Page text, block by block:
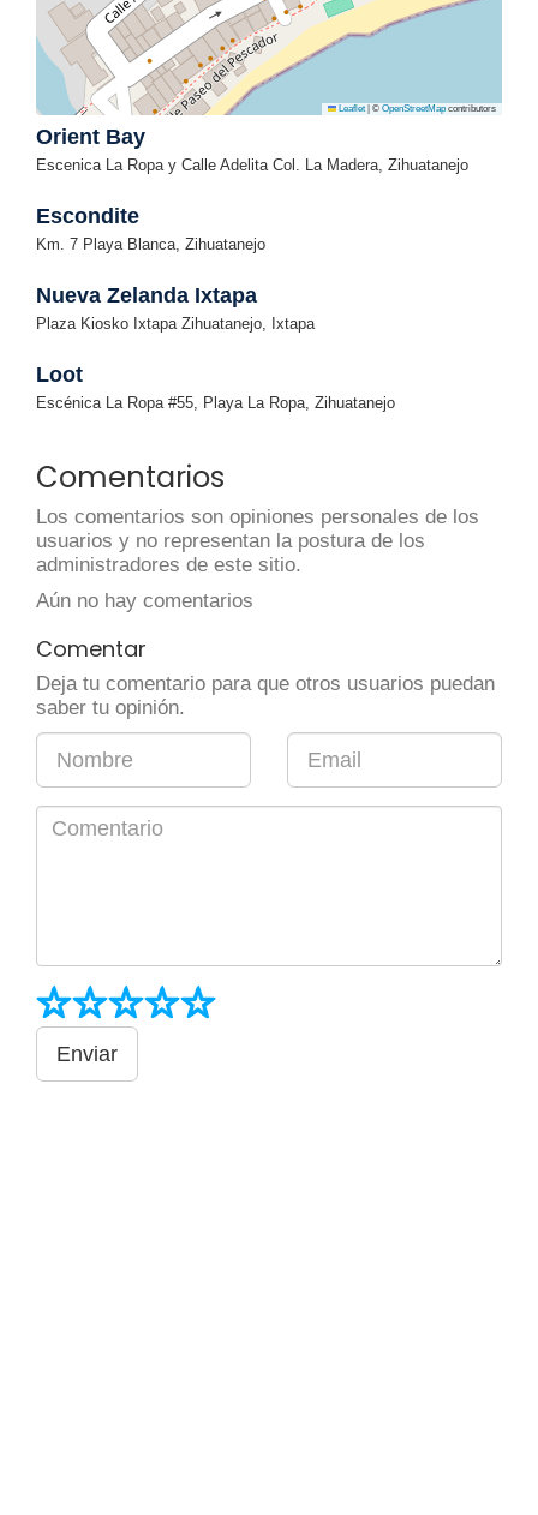
Leaflet © OpenStreetMap contributors
Orient Bay
Escenica La Ropa y Calle Adelita Col. La Madera, Zihuatanejo
Escondite
Km. 7 Playa Blanca, Zihuatanejo
Nueva Zelanda Ixtapa
Plaza Kiosko Ixtapa Zihuatanejo, Ixtapa
Loot
Escénica La Ropa #55, Playa La Ropa, Zihuatanejo
Comentarios
Los comentarios son opiniones personales de los
usuarios y no representan la postura de los
administradores de este sitio.
Aún no hay comentarios
Comentar
Deja tu comentario para que otros usuarios puedan
saber tu opinión.